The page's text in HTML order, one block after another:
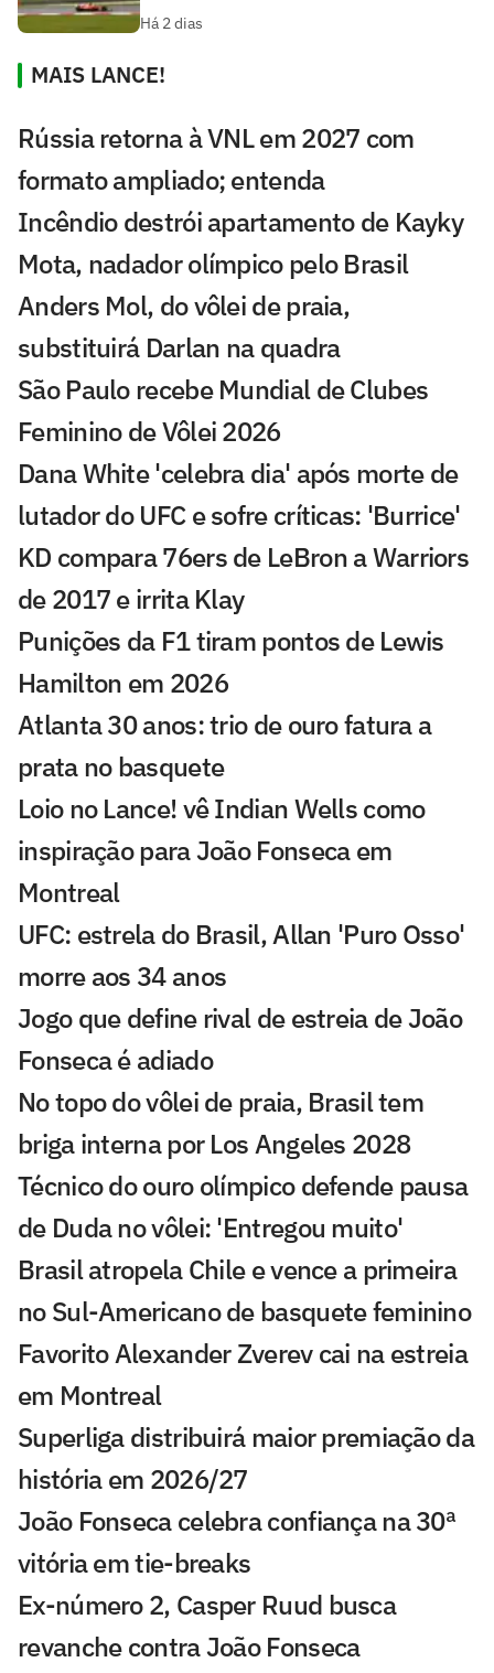
Há 2 dias
MAIS LANCE!
Rússia retorna à VNL em 2027 com
formato ampliado; entenda
Incêndio destrói apartamento de Kayky
Mota, nadador olímpico pelo Brasil
Anders Mol, do vôlei de praia,
substituirá Darlan na quadra
São Paulo recebe Mundial de Clubes
Feminino de Vôlei 2026
Dana White 'celebra dia' após morte de
lutador do UFC e sofre críticas: 'Burrice'
KD compara 76ers de LeBron a Warriors
de 2017 e irrita Klay
Punições da F1 tiram pontos de Lewis
Hamilton em 2026
Atlanta 30 anos: trio de ouro fatura a
prata no basquete
Loio no Lance! vê Indian Wells como
inspiração para João Fonseca em
Montreal
UFC: estrela do Brasil, Allan 'Puro Osso'
morre aos 34 anos
Jogo que define rival de estreia de João
Fonseca é adiado
No topo do vôlei de praia, Brasil tem
briga interna por Los Angeles 2028
Técnico do ouro olímpico defende pausa
de Duda no vôlei: 'Entregou muito'
Brasil atropela Chile e vence a primeira
no Sul-Americano de basquete feminino
Favorito Alexander Zverev cai na estreia
em Montreal
Superliga distribuirá maior premiação da
história em 2026/27
João Fonseca celebra confiança na 30ª
vitória em tie-breaks
Ex-número 2, Casper Ruud busca
revanche contra João Fonseca